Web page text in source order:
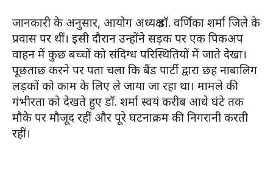
जानकारी के अनुसार, आयोग अध्यक्ष डॉ. वर्णिका शर्मा जिले के
प्रवास पर थीं। इसी दौरान उन्होंने सड़क पर एक पिकअप
वाहन में कुछ बच्चों को संदिग्ध परिस्थितियों में जाते देखा।
पूछताछ करने पर पता चला कि बैंड पार्टी द्वारा छह नाबालिग
लड़कों को काम के लिए ले जाया जा रहा था। मामले की
गंभीरता को देखते हुए डॉ. शर्मा स्वयं करीब आधे घंटे तक
मौके पर मौजूद रहीं और पूरे घटनाक्रम की निगरानी करती
रहीं।